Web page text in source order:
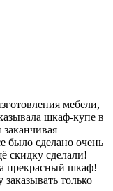
мебели,
шкаф-купе в
было сделано очень
скидку сделали!
прекрасный шкаф!
только